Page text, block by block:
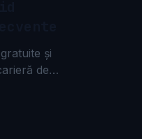
și
de
și